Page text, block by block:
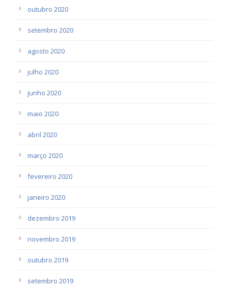
outubro 2020
setembro 2020
agosto 2020
julho 2020
junho 2020
maio 2020
abril 2020
março 2020
fevereiro 2020
janeiro 2020
dezembro 2019
novembro 2019
outubro 2019
setembro 2019